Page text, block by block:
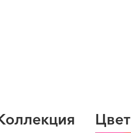
Цвет